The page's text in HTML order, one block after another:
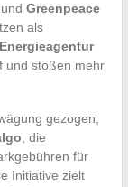
Greenpeace
als
und stoßen mehr
gezogen,
, die
für
Initiative zielt